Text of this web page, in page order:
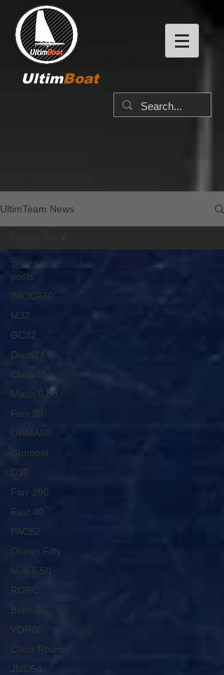
UltimBoat
UltimTeam News
Tous les
posts
IMOCA60
M32
GC32
Diam24
Class40
Mach 6.50
Farr 30
ORMA60
Gunboat
D35
Farr 280
Fast 40
PAC52
Ocean Fifty
Mini 6.50
RORC
Botin 80
VOR60
Class Rhum
JMD54